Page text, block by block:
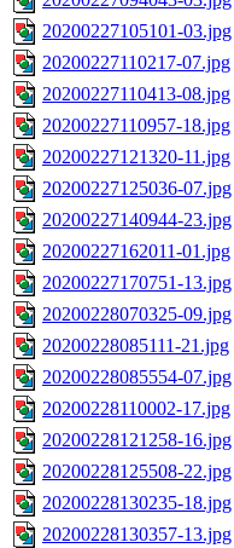
20200227105101-03.jpg
20200227110217-07.jpg
20200227110413-08.jpg
20200227110957-18.jpg
20200227121320-11.jpg
20200227125036-07.jpg
20200227140944-23.jpg
20200227162011-01.jpg
20200227170751-13.jpg
20200228070325-09.jpg
20200228085111-21.jpg
20200228085554-07.jpg
20200228110002-17.jpg
20200228121258-16.jpg
20200228125508-22.jpg
20200228130235-18.jpg
20200228130357-13.jpg